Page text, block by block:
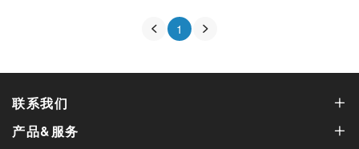
1
联系我们
产品&服务